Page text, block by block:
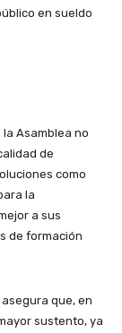
en sueldo
Asamblea no
de
como
la
a sus
de formación
que, en
sustento, ya